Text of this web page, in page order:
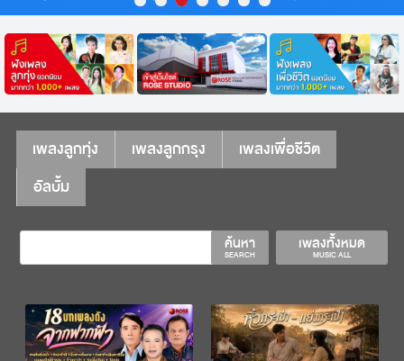
เพลงลูกทุ่ง เพลงลูกกรุง
เพลงเพื่อชีวิต
อัลบั้ม
เพลงทั้งหมด
MUSIC ALL
ค้นหา
SEARCH